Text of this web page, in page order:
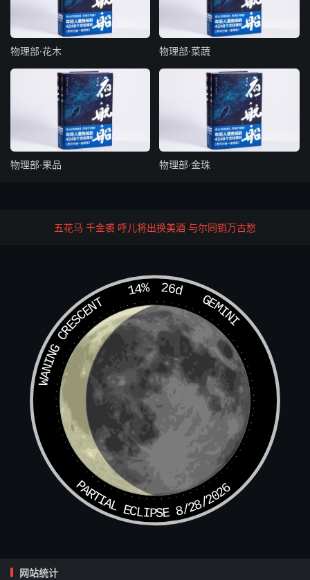
佩
尧始制佩，周制为等。七国去佩留繸，始以彩组连结子繸。
转相受为绶（古绶以贯佩）制，更秦名，本三代。汉高祖制
为等加缥。天子佩白玉而玄组绶，公侯佩山玄玉而朱组绶，
大夫佩水苍玉而纯组绶，世子佩瑜玉而綦组绶，士佩瓀玟而
缊组绶，孔子佩象环五寸而綦组绶。
牙牌
盖以羽衣为半臂，如《汉书》所谓诸子绣（上髟下屈），其
字不同，其义则一也。
羽衣也。又曰氅衣。缊黂敝衣。袯襫，蓑衣，暆（音夷）
（日俞），雨衣。
襜褕（音谄遥）
单衣也。武安侯田蚡坐襜褕入宫，不敬，国除。
汉武帝时，西域献吉光裘，裘色黄，盖神马之类，入水不
雉头裘
物理部·花木 物理部·菜蔬
物理部·果品 物理部·金珠
五花马 千金裘 呼儿将出换美酒 与尔同销万古愁
14% 26d
GEMINI
WANING CRESCENT
PARTIAL ECLIPSE 8/28/2026
网站统计